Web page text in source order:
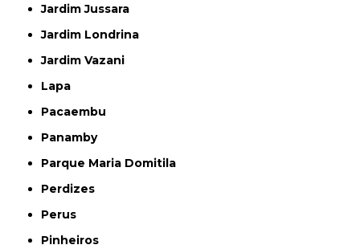
Jardim Jussara
Jardim Londrina
Jardim Vazani
Lapa
Pacaembu
Panamby
Parque Maria Domitila
Perdizes
Perus
Pinheiros